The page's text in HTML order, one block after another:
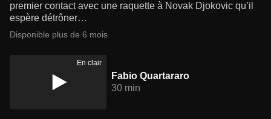
premier contact avec une raquette à Novak Djokovic qu’il
espère détrôner…
Disponible plus de 6 mois
En clair
Fabio Quartararo
30 min